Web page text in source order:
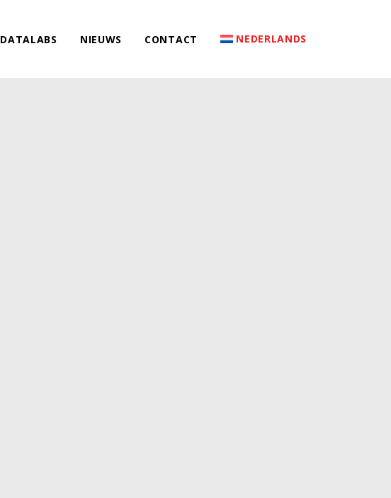
DATALABS NIEUWS CONTACT NEDERLANDS